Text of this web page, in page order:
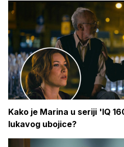
Kako je Marina u seriji 'IQ
lukavog ubojice?